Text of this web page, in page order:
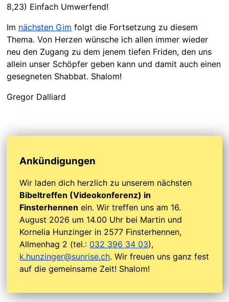
8,23) Einfach Umwerfend!
Im nächsten Gim folgt die Fortsetzung zu diesem
Thema. Von Herzen wünsche ich allen immer wieder
neu den Zugang zu dem jenem tiefen Friden, den uns
allein unser Schöpfer geben kann und damit auch einen
gesegneten Shabbat. Shalom!
Gregor Dalliard
Ankündigungen
Wir laden dich herzlich zu unserem nächsten
Bibeltreffen (Videokonferenz) in
Finsterhennen ein. Wir treffen uns am 16.
August 2026 um 14.00 Uhr bei Martin und
Kornelia Hunzinger in 2577 Finsterhennen,
Allmenhag 2 (tel.: 032 396 34 03),
k.hunzinger@sunrise.ch. Wir freuen uns ganz fest
auf die gemeinsame Zeit! Shalom!